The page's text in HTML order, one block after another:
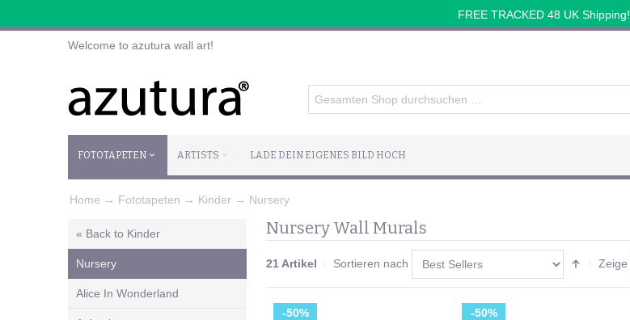
FREE TRACKED 48 UK Shipping!
Welcome to azutura wall art!
FOTOTAPETEN ARTISTS LADE DEIN EIGENES BILD HOCH
Home → Fototapeten → Kinder → Nursery
Nursery Wall Murals
21 Artikel Sortieren nach Zeige
-50% -50%
« Back to Kinder
Nursery
Alice In Wonderland